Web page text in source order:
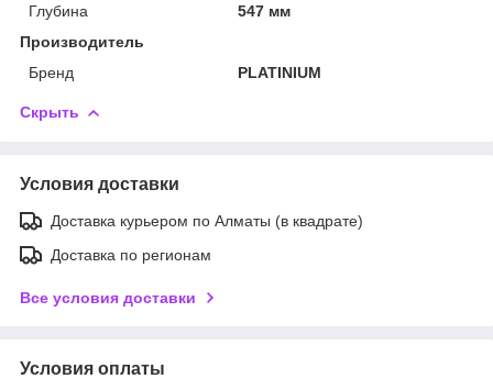
Глубина
547 мм
Производитель
Бренд
PLATINIUM
Скрыть
Условия доставки
Доставка курьером по Алматы (в квадрате)
Доставка по регионам
Все условия доставки
Условия оплаты